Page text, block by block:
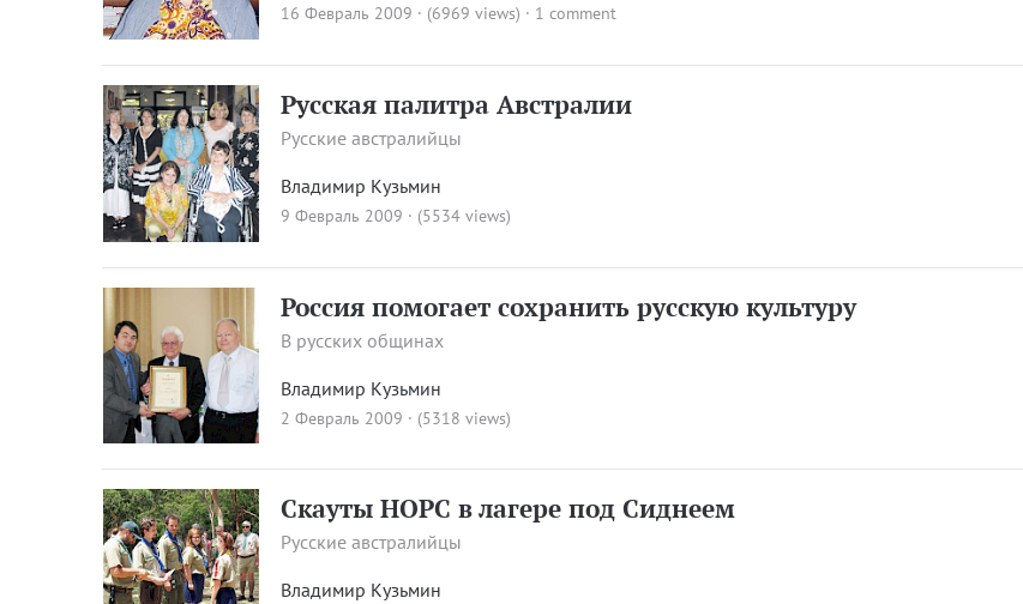
16 Февраль 2009 · (6969 views) · 1 comment
Русская палитра Австралии
Русские австралийцы
Владимир Кузьмин
9 Февраль 2009 · (5534 views)
Россия помогает сохранить русскую культуру
В русских общинах
Владимир Кузьмин
2 Февраль 2009 · (5318 views)
Скауты НОРС в лагере под Сиднеем
Русские австралийцы
Владимир Кузьмин